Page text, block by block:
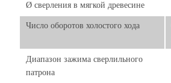
Ø сверления в мягкой древесине
Число оборотов холостого хода
Диапазон зажима сверлильного
патрона